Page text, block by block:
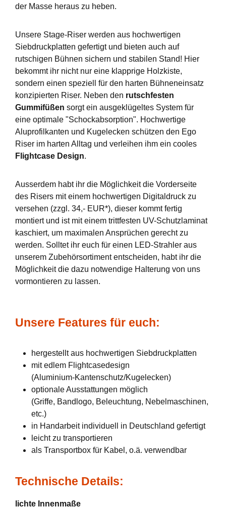
der Masse heraus zu heben.
Unsere Stage-Riser werden aus hochwertigen
Siebdruckplatten gefertigt und bieten auch auf
rutschigen Bühnen sichern und stabilen Stand! Hier
bekommt ihr nicht nur eine klapprige Holzkiste,
sondern einen speziell für den harten Bühneneinsatz
konzipierten Riser. Neben den rutschfesten
Gummifüßen sorgt ein ausgeklügeltes System für
eine optimale "Schockabsorption". Hochwertige
Aluprofilkanten und Kugelecken schützen den Ego
Riser im harten Alltag und verleihen ihm ein cooles
Flightcase Design.
Ausserdem habt ihr die Möglichkeit die Vorderseite
des Risers mit einem hochwertigen Digitaldruck zu
versehen (zzgl. 34,- EUR*), dieser kommt fertig
montiert und ist mit einem trittfesten UV-Schutzlaminat
kaschiert, um maximalen Ansprüchen gerecht zu
werden. Solltet ihr euch für einen LED-Strahler aus
unserem Zubehörsortiment entscheiden, habt ihr die
Möglichkeit die dazu notwendige Halterung von uns
vormontieren zu lassen.
Unsere Features für euch:
hergestellt aus hochwertigen Siebdruckplatten
mit edlem Flightcasedesign
(Aluminium-Kantenschutz/Kugelecken)
optionale Ausstattungen möglich
(Griffe, Bandlogo, Beleuchtung, Nebelmaschinen,
etc.)
in Handarbeit individuell in Deutschland gefertigt
leicht zu transportieren
als Transportbox für Kabel, o.ä. verwendbar
Technische Details:
lichte Innenmaße